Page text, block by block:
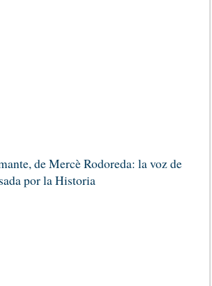
de Mercè Rodoreda: la voz de
por la Historia